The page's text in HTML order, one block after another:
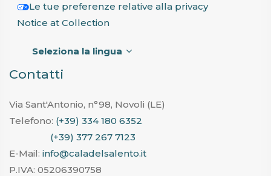
Le tue preferenze relative alla privacy
Notice at Collection
Seleziona la lingua
Contatti
Via Sant'Antonio, n°98, Novoli (LE)
Telefono: (+39) 334 180 6352
(+39) 377 267 7123
E-Mail: info@caladelsalento.it
P.IVA: 05206390758